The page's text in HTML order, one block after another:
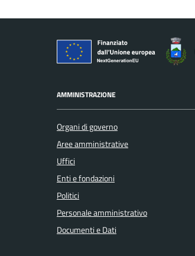
AMMINISTRAZIONE
Organi di governo
Aree amministrative
Uffici
Enti e fondazioni
Politici
Personale amministrativo
Documenti e Dati